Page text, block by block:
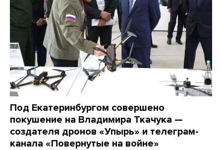
Под Екатеринбургом совершено
покушение на Владимира Ткачука —
создателя дронов «Упырь» и телеграм-
канала «Повернутые на войне»